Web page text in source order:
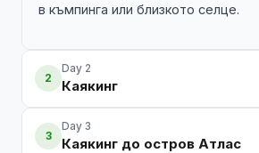
в къмпинга или близкото селце.
2
Day 2
Каякинг
3
Day 3
Каякинг до остров Атлас